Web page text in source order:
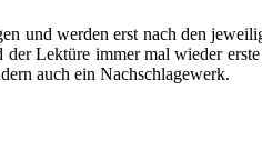
und werden erst nach den
Lektüre immer mal wieder
auch ein Nachschlagewerk.